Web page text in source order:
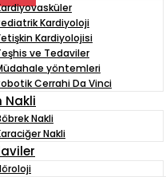
Kardiyoloji
Kardiyolojisi
ve Tedaviler
yöntemleri
Cerrahi Da Vinci
Nakli
Nakli
Nakli